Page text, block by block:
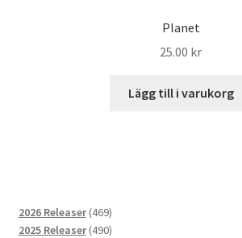
Planet
25.00 kr
Lägg till i varukorg
2026 Releaser 469469
produkter
2025 Releaser 490490